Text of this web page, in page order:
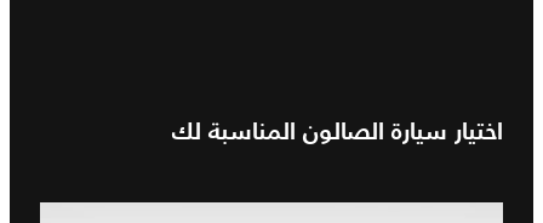
اختيار سيارة الصالون المناسبة لك